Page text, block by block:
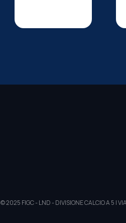
© 2025 FIGC - LND - DIVISIONE CALCIO A 5 |